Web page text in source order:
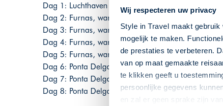
Wij respecteren uw privacy
Style in Travel maakt gebruik
mogelijk te maken.
de prestaties te verbeteren.
van op maat gemaakte
te klikken geeft u
persoonlijke gegevens
en zal er geen sprake zijn
Dag 1: Luchthaven Ponta Delgada - Furnas, Hotel
Dag 2: Furnas, wandeling Lagoa das Furnas | 2
Dag 3: Furnas, wandeling Lomba do Cavaleiro-
Dag 4: Furnas, wandeling Faial da Terra-Salto
Dag 5: Furnas, wandeling Ribeira Funda-Maia |
Dag 6: Ponta Delgada , wandeling Lagoa do
Dag 7: Ponta Delgada, wandeling Sete Cidades
Dag 8: Ponta Delgada, Sao Miguel Park Hotel -